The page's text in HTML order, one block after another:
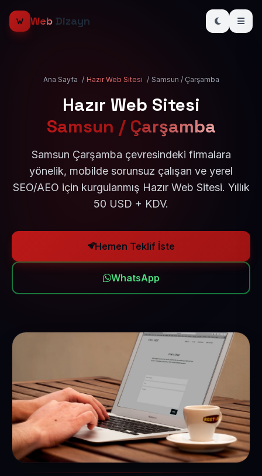
Web Dizayn
Ana Sayfa / Hazır Web Sitesi / Samsun / Çarşamba
Hazır Web Sitesi
Samsun / Çarşamba
Samsun Çarşamba çevresindeki firmalara
yönelik, mobilde sorunsuz çalışan ve yerel
SEO/AEO için kurgulanmış Hazır Web Sitesi. Yıllık
50 USD + KDV.
Hemen Teklif İste
WhatsApp